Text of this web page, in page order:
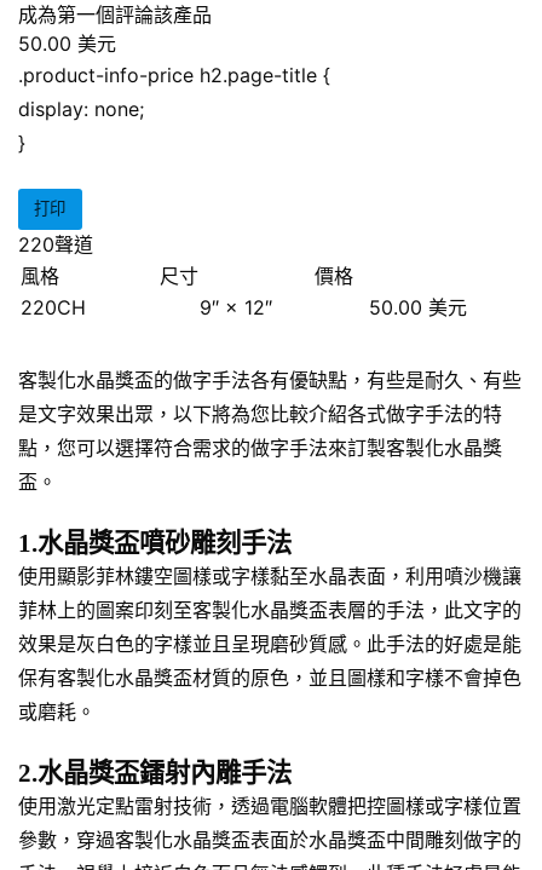
成為第一個評論該產品
50.00 美元
.product-info-price h2.page-title {
display: none;
}
打印
220聲道
風格
尺寸
價格
220CH
9″ × 12″ 50.00 美元
客製化水晶獎盃的做字手法各有優缺點，有些是耐久、有些
是文字效果出眾，以下將為您比較介紹各式做字手法的特
點，您可以選擇符合需求的做字手法來訂製客製化水晶獎
盃。
1.水晶獎盃噴砂雕刻手法
使用顯影菲林鏤空圖樣或字樣黏至水晶表面，利用噴沙機讓
菲林上的圖案印刻至客製化水晶獎盃表層的手法，此文字的
效果是灰白色的字樣並且呈現磨砂質感。此手法的好處是能
保有客製化水晶獎盃材質的原色，並且圖樣和字樣不會掉色
或磨耗。
2.水晶獎盃鐳射內雕手法
使用激光定點雷射技術，透過電腦軟體把控圖樣或字樣位置
參數，穿過客製化水晶獎盃表面於水晶獎盃中間雕刻做字的